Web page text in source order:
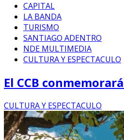
CAPITAL
LA BANDA
TURISMO
SANTIAGO ADENTRO
NDE MULTIMEDIA
CULTURA Y ESPECTACULO
El CCB
CULTURA Y ESPECTACULO